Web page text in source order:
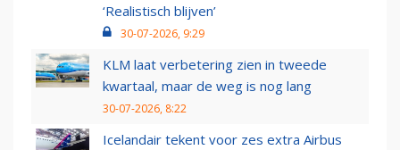
‘Realistisch blijven’
30-07-2026, 9:29
KLM laat verbetering zien in tweede
kwartaal, maar de weg is nog lang
30-07-2026, 8:22
Icelandair tekent voor zes extra Airbus